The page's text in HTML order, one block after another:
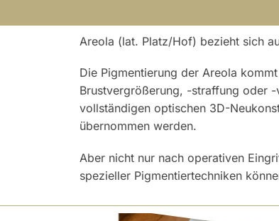
Areola (lat. Platz/Hof) bezieht sich
Die Pigmentierung der Areola
Brustvergrößerung, -straffung oder
vollständigen optischen 3D-
übernommen werden.
Aber nicht nur nach operativen
spezieller Pigmentiertechniken